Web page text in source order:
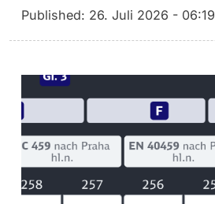
Published: 26. Juli 2026 - 06:19